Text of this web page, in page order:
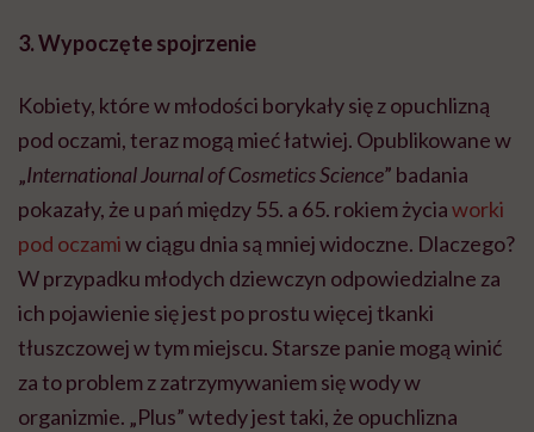
3. Wypoczęte spojrzenie
Kobiety, które w młodości borykały się z opuchlizną
pod oczami, teraz mogą mieć łatwiej. Opublikowane w
„International Journal of Cosmetics Science” badania
pokazały, że u pań między 55. a 65. rokiem życiaworki
pod oczamiw ciągu dnia są mniej widoczne. Dlaczego?
W przypadku młodych dziewczyn odpowiedzialne za
ich pojawienie się jest po prostu więcej tkanki
tłuszczowej w tym miejscu. Starsze panie mogą winić
za to problem z zatrzymywaniem się wody w
organizmie. „Plus” wtedy jest taki, że opuchlizna